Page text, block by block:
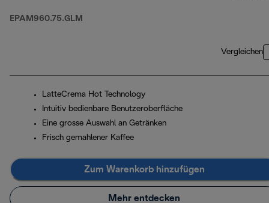
EPAM960.75.GLM
Vergleichen
LatteCrema Hot Technology
Intuitiv bedienbare Benutzeroberfläche
Eine grosse Auswahl an Getränken
Frisch gemahlener Kaffee
Zum Warenkorb hinzufügen
Mehr entdecken